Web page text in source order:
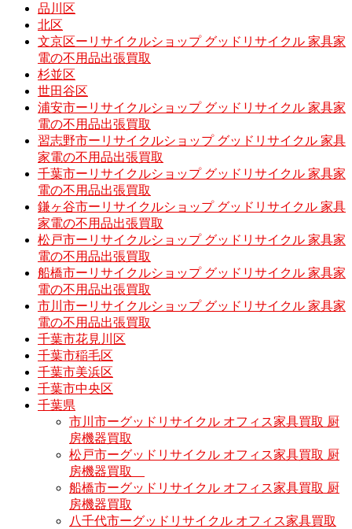
品川区
北区
文京区ーリサイクルショップ グッドリサイクル 家具家
電の不用品出張買取
杉並区
世田谷区
浦安市ーリサイクルショップ グッドリサイクル 家具家
電の不用品出張買取
習志野市ーリサイクルショップ グッドリサイクル 家具
家電の不用品出張買取
千葉市ーリサイクルショップ グッドリサイクル 家具家
電の不用品出張買取
鎌ヶ谷市ーリサイクルショップ グッドリサイクル 家具
家電の不用品出張買取
松戸市ーリサイクルショップ グッドリサイクル 家具家
電の不用品出張買取
船橋市ーリサイクルショップ グッドリサイクル 家具家
電の不用品出張買取
市川市ーリサイクルショップ グッドリサイクル 家具家
電の不用品出張買取
千葉市花見川区
千葉市稲毛区
千葉市美浜区
千葉市中央区
千葉県
市川市ーグッドリサイクル オフィス家具買取 厨
房機器買取
松戸市ーグッドリサイクル オフィス家具買取 厨
房機器買取
船橋市ーグッドリサイクル オフィス家具買取 厨
房機器買取
八千代市ーグッドリサイクル オフィス家具買取